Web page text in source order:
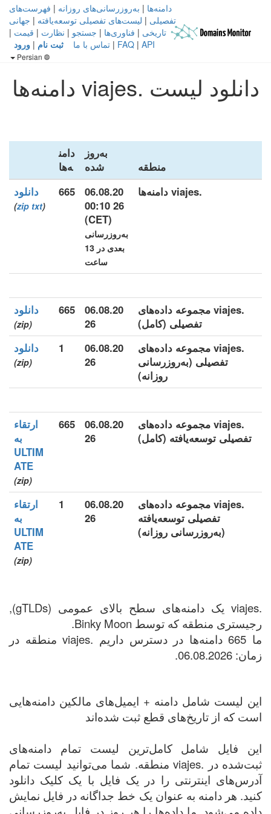
دامنه‌ها | به‌روزرسانی‌های روزانه | فهرست‌های
تفصیلی | لیست‌های تفصیلی توسعه‌یافته | جهانی
تاریخی | فناوری‌ها | جستجو | نظارت | قیمت |
FAQ | API
| تماس با ما ثبت نام | ورود
دانلود لیست .viajes دامنه‌ها
منطقه
به‌روز
شده
دامن
ه‌ها
.viajes دامنه‌ها
06.08.20
26 00:10
(CET)
به‌روزرسانی
بعدی در 13
ساعت
665 دانلود
(
zip txt
)
.viajes مجموعه داده‌های
تفصیلی (کامل)
06.08.20
26
665 دانلود
(zip)
.viajes مجموعه داده‌های
تفصیلی (به‌روزرسانی
روزانه)
06.08.20
26
1 دانلود
(zip)
.viajes مجموعه داده‌های
تفصیلی توسعه‌یافته (کامل)
06.08.20
26
665
ارتقاء
به
ULTIM
ATE
(zip)
.viajes مجموعه داده‌های
تفصیلی توسعه‌یافته
(به‌روزرسانی روزانه)
06.08.20
26
1
ارتقاء
به
ULTIM
ATE
(zip)
.viajes یک دامنه‌های سطح بالای عمومی (gTLDs),
رجیستری منطقه که توسط Binky Moon.
ما 665 دامنه‌ها در دسترس داریم .viajes منطقه در
زمان: 06.08.2026.
این لیست شامل دامنه + ایمیل‌های مالکین دامنه‌هایی
است که از تاریخ‌های قطع ثبت شده‌اند
این فایل شامل کامل‌ترین لیست تمام دامنه‌های
ثبت‌شده در .viajes منطقه. شما می‌توانید لیست تمام
آدرس‌های اینترنتی را در یک فایل با یک کلیک دانلود
کنید. هر دامنه به عنوان یک خط جداگانه در فایل نمایش